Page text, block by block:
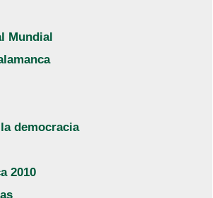
Mundial
democracia
2010